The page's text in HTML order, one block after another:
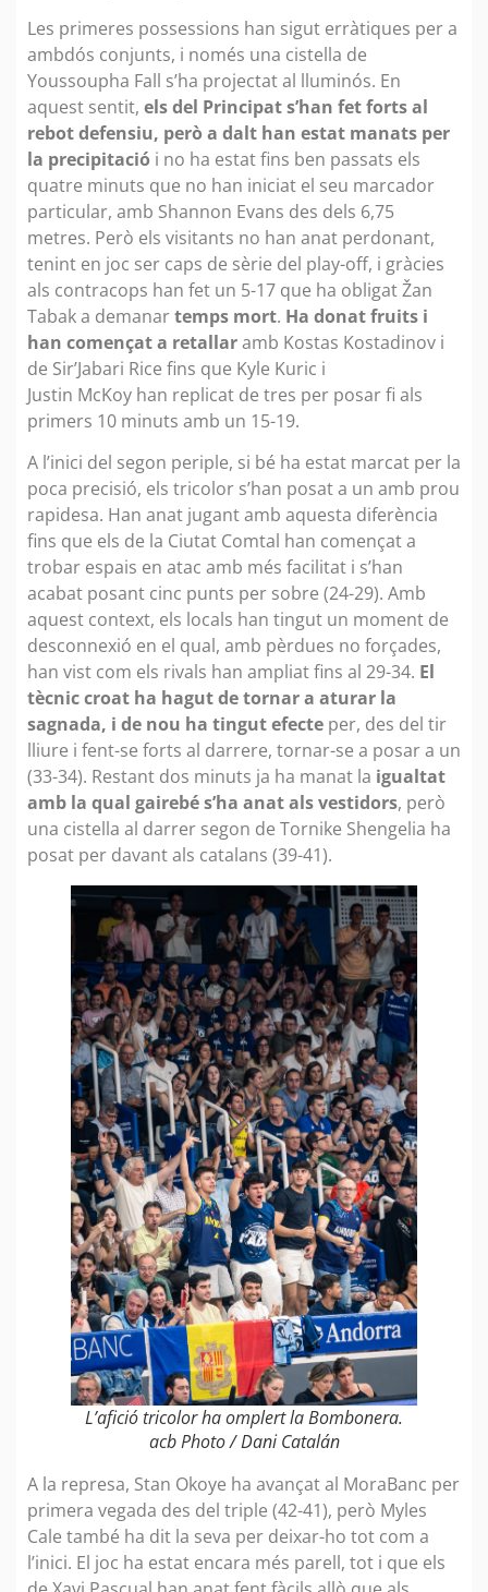
Les primeres possessions han sigut erràtiques per a
ambdós conjunts, i només una cistella de
Youssoupha Fall s’ha projectat al lluminós. En
aquest sentit, els del Principat s’han fet forts al
rebot defensiu, però a dalt han estat manats per
la precipitació i no ha estat fins ben passats els
quatre minuts que no han iniciat el seu marcador
particular, amb Shannon Evans des dels 6,75
metres. Però els visitants no han anat perdonant,
tenint en joc ser caps de sèrie del play-off, i gràcies
als contracops han fet un 5-17 que ha obligat Žan
Tabak a demanartemps mort. Ha donat fruits i
han començat a retallaramb Kostas Kostadinov i
de Sir’Jabari Rice fins que Kyle Kuric i
Justin McKoy han replicat de tres per posar fi als
primers 10 minuts amb un 15-19.
A l’inici del segon periple, si bé ha estat marcat per la
poca precisió, els tricolor s’han posat a un amb prou
rapidesa. Han anat jugant amb aquesta diferència
fins que els de la Ciutat Comtal han començat a
trobar espais en atac amb més facilitat i s’han
acabat posant cinc punts per sobre (24-29). Amb
aquest context, els locals han tingut un moment de
desconnexió en el qual, amb pèrdues no forçades,
han vist com els rivals han ampliat fins al 29-34. El
tècnic croat ha hagut de tornar a aturar la
sagnada, i de nou ha tingut efecte per, des del tir
lliure i fent-se forts al darrere, tornar-se a posar a un
(33-34). Restant dos minuts ja ha manat la igualtat
amb la qual gairebé s’ha anat als vestidors, però
una cistella al darrer segon de Tornike Shengelia ha
posat per davant als catalans (39-41).
L’afició tricolor ha omplert la Bombonera.
acb Photo / Dani Catalán
A la represa, Stan Okoye ha avançat al MoraBanc per
primera vegada des del triple (42-41), però Myles
Cale també ha dit la seva per deixar-ho tot com a
l’inici. El joc ha estat encara més parell, tot i que els